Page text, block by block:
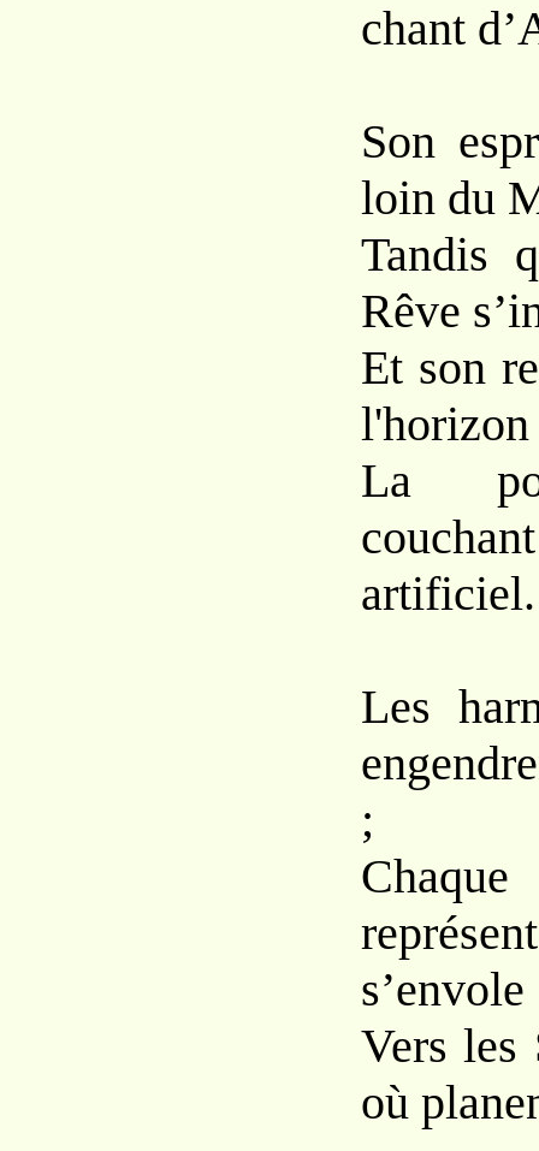
chant
Son
loin du
Tandis
Rêve
Et son
l'horizon
La
artificiel.
Les
;
s’envole
Vers les
où